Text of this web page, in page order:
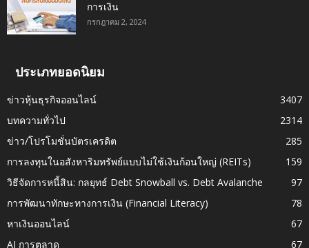
การเงิน
กรกฎาคม 2, 2024
ประเภทยอดนิยม
ข่าวหุ้นธุรกิจออนไลน์
3407
บทความทั่วไป
2314
ข่าว/โปรโมชั่นบัตรเครดิต
285
การลงทุนในอสังหาริมทรัพย์แบบไม่ใช้เงินก้อนใหญ่ (REITs)
159
วิธีจัดการหนี้สิน: กลยุทธ์ Debt Snowball vs. Debt Avalanche
97
การพัฒนาทักษะทางการเงิน (Financial Literacy)
78
หาเงินออนไลน์
67
AI การตลาด
67